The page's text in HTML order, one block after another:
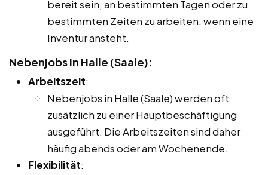
bereit sein, an bestimmten Tagen oder zu
bestimmten Zeiten zu arbeiten, wenn eine
Inventur ansteht.
Nebenjobs in Halle (Saale):
Arbeitszeit:
Nebenjobs in Halle (Saale) werden oft
zusätzlich zu einer Hauptbeschäftigung
ausgeführt. Die Arbeitszeiten sind daher
häufig abends oder am Wochenende.
Flexibilität: